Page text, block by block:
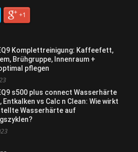
+1
Komplettreinigung: Kaffeefett,
Brühgruppe, Innenraum +
pflegen
s500 plus connect Wasserhärte
vs Calc n Clean: Wie wirkt
Wasserhärte auf